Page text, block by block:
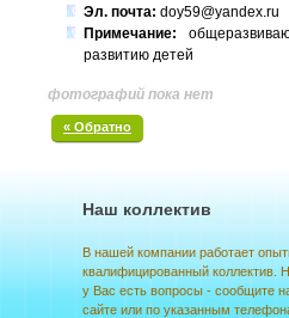
Эл. почта: doy59@yandex.ru
Примечание:
развитию детей
фотографий пока нет
« Обратно
Наш коллектив
В нашей компании работает
квалифицированный коллектив.
у Вас есть вопросы - сообщите
сайте или по указанным